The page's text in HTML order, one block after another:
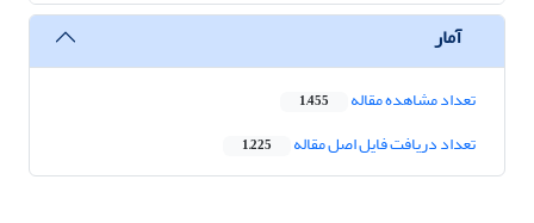
آمار
تعداد مشاهده مقاله 1,455
تعداد دریافت فایل اصل مقاله 1,225